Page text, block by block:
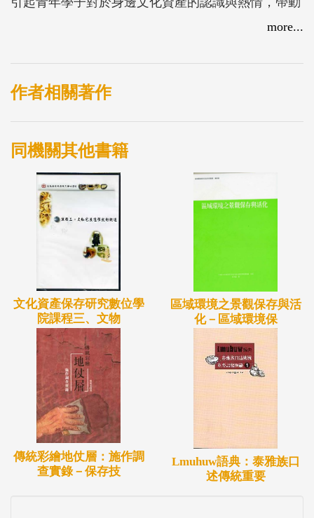
各校對於創校背景故事的關心；更讓莘莘學子們體認
更是富含人各式各樣重要歷史資產之所在，從而串聯
起更寬廣的文化資產保護網絡。
more...
作者相關著作
同機關其他書籍
文化資產保存研究數位學
院課程三、文物
區域環境之景觀保存與活
化－區域環境保
傳統彩繪地仗層：施作調
查實錄－保存技
Lmuhuw語典：泰雅族口
述傳統重要